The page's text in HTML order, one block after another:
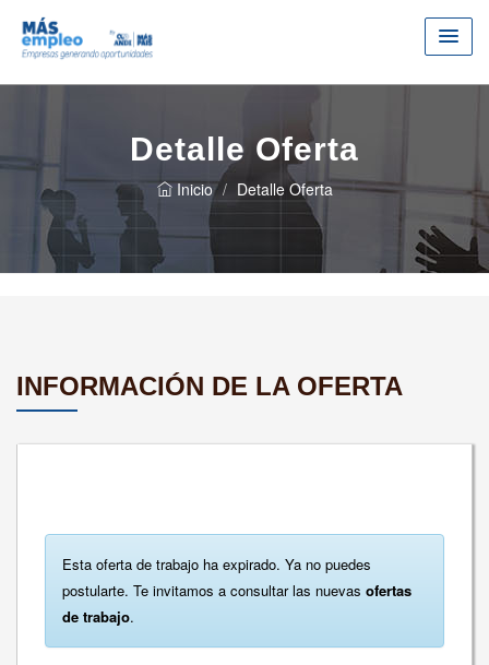
Detalle Oferta
Inicio Detalle Oferta
INFORMACIÓN DE LA OFERTA
Esta oferta de trabajo ha expirado. Ya no puedes
postularte. Te invitamos a consultar las nuevas ofertas
de trabajo.